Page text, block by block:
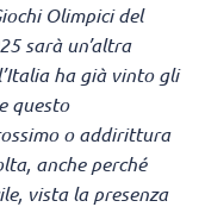
Olimpici del
sarà un’altra
ha già vinto gli
questo
o addirittura
anche perché
vista la presenza